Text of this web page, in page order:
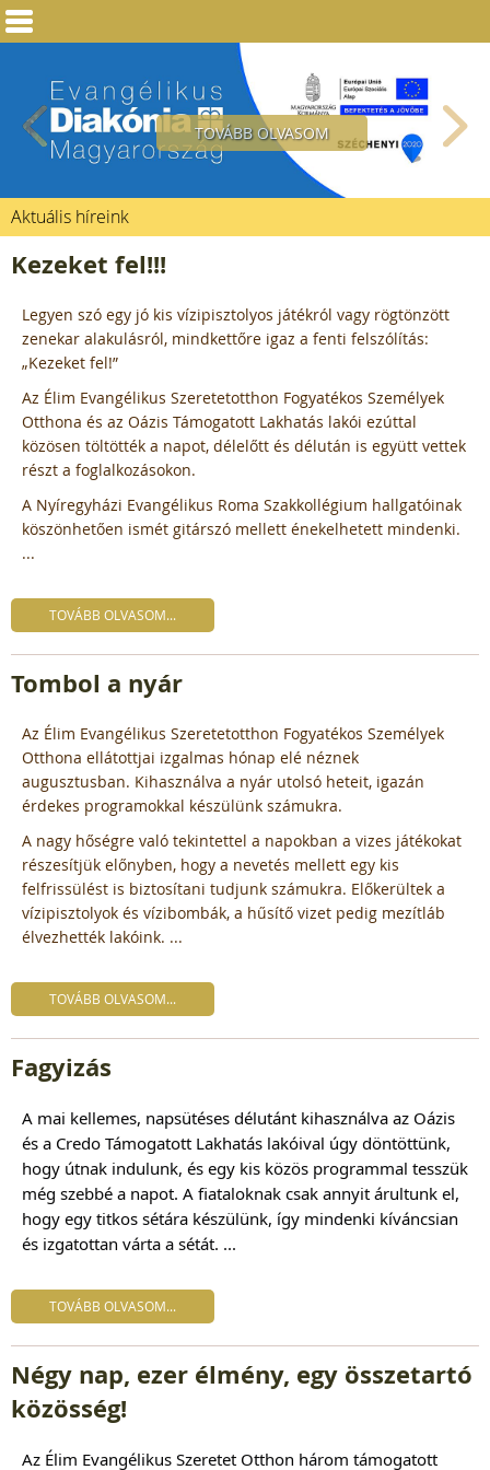
TOVÁBB OLVASOM
TOVÁBB OLVASOM
Üdvözöljük!
TOVÁBB OLVASOM
Aktuális híreink
Kezeket fel!!!
Legyen szó egy jó kis vízipisztolyos játékról vagy rögtönzött
zenekar alakulásról, mindkettőre igaz a fenti felszólítás:
„Kezeket fel!”
Az Élim Evangélikus Szeretetotthon Fogyatékos Személyek
Otthona és az Oázis Támogatott Lakhatás lakói ezúttal
közösen töltötték a napot, délelőtt és délután is együtt vettek
részt a foglalkozásokon.
A Nyíregyházi Evangélikus Roma Szakkollégium hallgatóinak
köszönhetően ismét gitárszó mellett énekelhetett mindenki.
...
TOVÁBB OLVASOM...
Tombol a nyár
Az Élim Evangélikus Szeretetotthon Fogyatékos Személyek
Otthona ellátottjai izgalmas hónap elé néznek
augusztusban. Kihasználva a nyár utolsó heteit, igazán
érdekes programokkal készülünk számukra.
A nagy hőségre való tekintettel a napokban a vizes játékokat
részesítjük előnyben, hogy a nevetés mellett egy kis
felfrissülést is biztosítani tudjunk számukra. Előkerültek a
vízipisztolyok és vízibombák, a hűsítő vizet pedig mezítláb
élvezhették lakóink. ...
TOVÁBB OLVASOM...
Fagyizás
A mai kellemes, napsütéses délutánt kihasználva az Oázis
és a Credo Támogatott Lakhatás lakóival úgy döntöttünk,
hogy útnak indulunk, és egy kis közös programmal tesszük
még szebbé a napot. A fiataloknak csak annyit árultunk el,
hogy egy titkos sétára készülünk, így mindenki kíváncsian
és izgatottan várta a sétát. ...
TOVÁBB OLVASOM...
Négy nap, ezer élmény, egy összetartó
közösség!
Az Élim Evangélikus Szeretet Otthon három támogatott